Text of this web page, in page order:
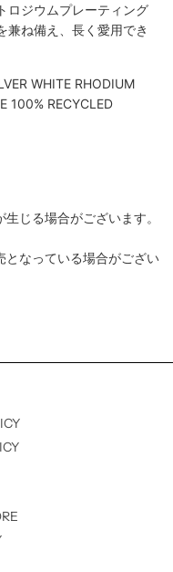
ロジウムプレーティング
兼ね備え、長く愛用でき
WHITE RHODIUM
100% RECYCLED
じる場合がございます。
なっている場合がござい